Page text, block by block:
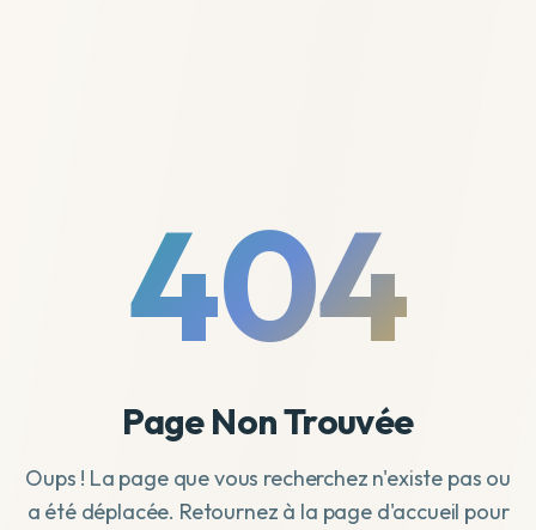
404
Page Non Trouvée
Oups ! La page que vous recherchez n'existe pas ou
a été déplacée. Retournez à la page d'accueil pour